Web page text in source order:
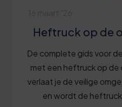
Heftruck op de
De complete gids voor
met een heftruck op de
verlaat je de veilige
en wordt de